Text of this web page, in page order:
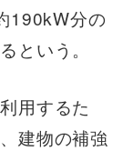
190kW分の
という。
用するた
建物の補強